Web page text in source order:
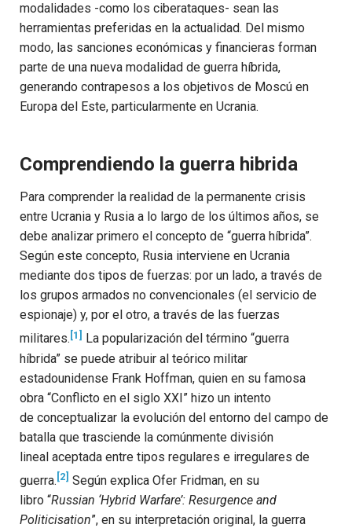
modalidades -como los ciberataques- sean las
herramientas preferidas en la actualidad. Del mismo
modo, las sanciones económicas y financieras forman
parte de una nueva modalidad de guerra híbrida,
generando contrapesos a los objetivos de Moscú en
Europa del Este, particularmente en Ucrania.
Comprendiendo la guerra hibrida
Para comprender la realidad de la permanente crisis
entre Ucrania y Rusia a lo largo de los últimos años, se
debe analizar primero el concepto de “guerra híbrida”.
Según este concepto, Rusia interviene en Ucrania
mediante dos tipos de fuerzas: por un lado, a través de
los grupos armados no convencionales (el servicio de
espionaje) y, por el otro, a través de las fuerzas
militares. [1]
La popularización del término “guerra
híbrida” se puede atribuir al teórico militar
estadounidense Frank Hoffman, quien en su famosa
obra “Conflicto en el siglo XXI” hizo un intento
de conceptualizar la evolución del entorno del campo de
batalla que trasciende la comúnmente división
lineal aceptada entre tipos regulares e irregulares de
guerra. [2] Según explica Ofer Fridman, en su
libro “Russian ‘Hybrid Warfare’: Resurgence and
Politicisation”, en su interpretación original, la guerra